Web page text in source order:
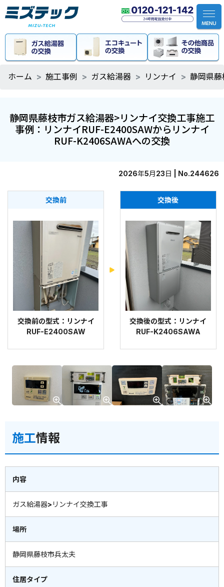
ホーム 施工事例 ガス給湯器 リンナイ 静岡県
静岡県藤枝市ガス給湯器>リンナイ交換工事施工
事例：リンナイRUF-E2400SAWからリンナイ
RUF-K2406SAWAへの交換
2026年5月23日 | No.244626
交換前
交換前の型式：リンナイ
RUF-E2400SAW
交換後
交換後の型式：リンナイ
RUF-K2406SAWA
施工情報
内容
ガス給湯器>リンナイ交換工事
場所
静岡県藤枝市兵太夫
住居タイプ